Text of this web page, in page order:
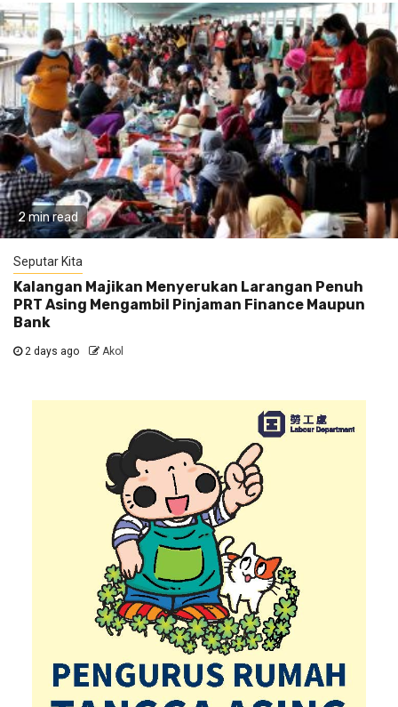
2 min read
Seputar Kita
Kalangan Majikan Menyerukan Larangan Penuh
PRT Asing Mengambil Pinjaman Finance Maupun
Bank
2 days ago Akol